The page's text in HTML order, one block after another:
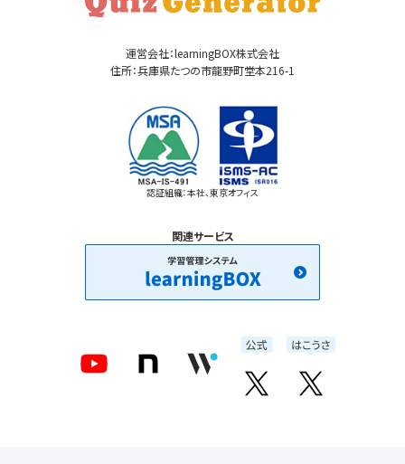
運営会社：learningBOX株式会社
住所：兵庫県たつの市龍野町堂本216-1
認証組織：本社、東京オフィス
関連サービス